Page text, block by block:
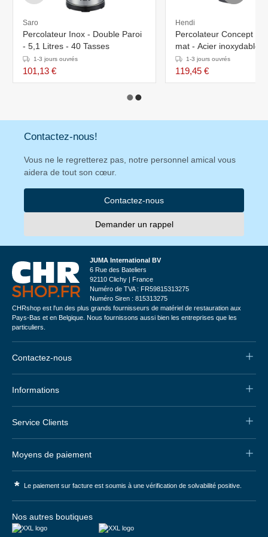
Saro
Percolateur Inox - Double Paroi
- 5,1 Litres - 40 Tasses
1-3 jours ouvrés
101,13 €
Hendi
Percolateur Concept
mat - Acier inoxydable
paroi - 13 litres -
502mm
1-3 jours ouvrés
119,45 €
Contactez-nous!
Vous ne le regretterez pas, notre personnel amical vous
aidera de tout son cœur.
Contactez-nous
Demander un rappel
JUMA International BV
6 Rue des Bateliers
92110 Clichy | France
Numéro de TVA : FR59815313275
Numéro Siren : 815313275
CHRshop est l'un des plus grands fournisseurs de matériel de restauration aux
Pays-Bas et en Belgique. Nous fournissons aussi bien les entreprises que les
particuliers.
Contactez-nous
Informations
Service Clients
Moyens de paiement
* Le paiement sur facture est soumis à une vérification de solvabilité positive.
Nos autres boutiques